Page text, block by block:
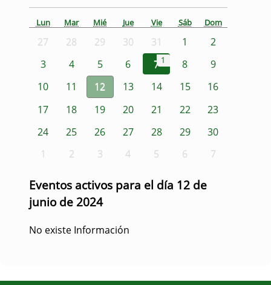
Lun Mar Mié Jue Vie Sáb Dom
27 28 29 30 31 1
2
3
4 5 6 7 1 8
9
10
11 12 13 14 15
16
17
18 19 20 21 22
23
24
25 26 27 28 29
30
1
2 3 4 5 6 7
Eventos activos para el día 12 de
junio de 2024
No existe Información